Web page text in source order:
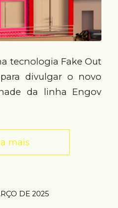
tecnologia Fake Out
divulgar o novo
da linha Engov
mais
DE 2025